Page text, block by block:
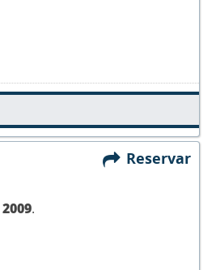
Reservar
2009.